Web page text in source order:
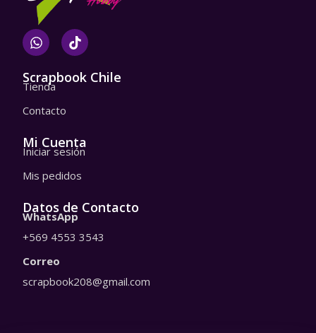
W
h
t
s
p
T
i
t
Scrapbook Chile
Tienda
Contacto
Mi Cuenta
Iniciar sesión
Mis pedidos
Datos de Contacto
WhatsApp
+569 4553 3543
Correo
scrapbook208@gmail.com